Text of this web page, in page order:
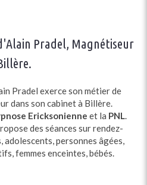
Pradel, Magnétiseur
Pradel exerce son métier de
dans son cabinet à Billère.
Ericksonienne et la PNL.
des séances sur rendez-
adolescents, personnes âgées,
femmes enceintes, bébés.